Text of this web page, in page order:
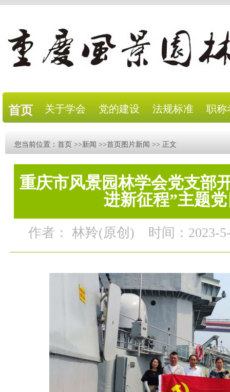
首页 关于学会 党的建设 法规标准 职称
您当前位置： 首页 >>新闻 >>首页图片新闻 >> 正文
重庆市风景园林学会党支部
进新征程”主题
作者： 林羚(原创) 时间：2023-